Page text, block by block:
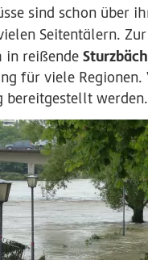
sind schon über
Seitentälern.
in reißende
für viele
bereitgestellt werden.